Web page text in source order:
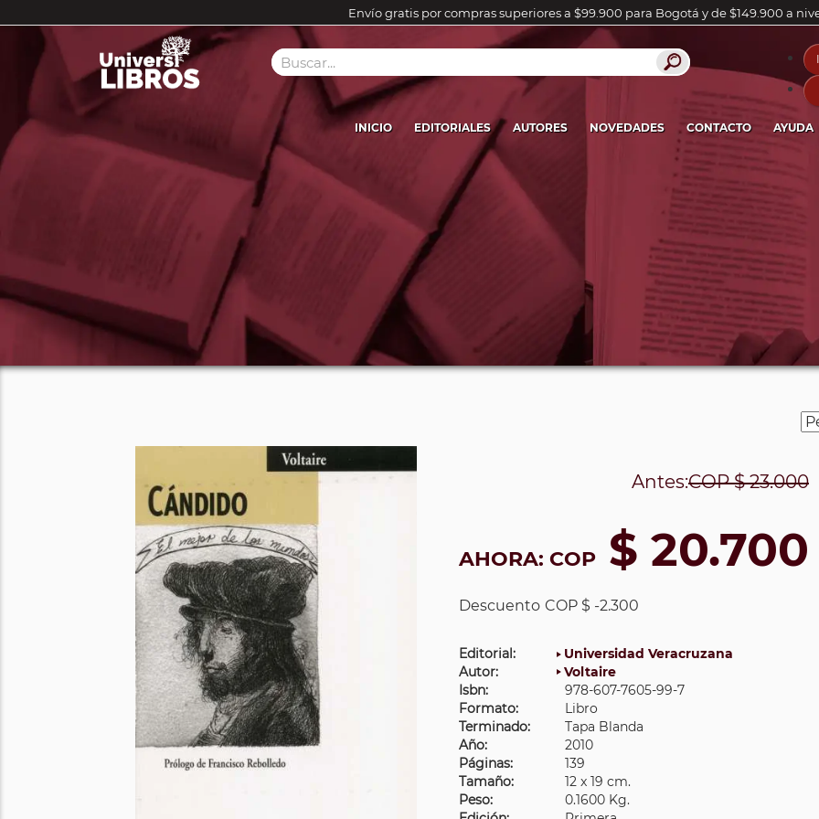
Envío gratis por compras superiores a $99.900 para Bogotá y de $149.900 a
INICIO EDITORIALES AUTORES NOVEDADES CONTACTO AYUDA
Antes:COP$ 23.000
AHORA: COP $ 20.700
Descuento COP $ -2.300
Editorial:
Universidad Veracruzana
Autor:
Voltaire
Isbn:
978-607-7605-99-7
Formato:
Libro
Terminado:
Tapa Blanda
Año:
2010
Páginas:
139
Tamaño:
12 x 19 cm.
Peso:
0.1600 Kg.